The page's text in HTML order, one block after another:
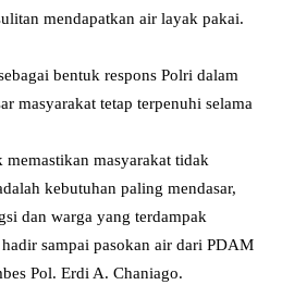
mendapatkan air layak pakai.
bentuk respons Polri dalam
masyarakat tetap terpenuhi selama
masyarakat tidak
kebutuhan paling mendasar,
dan warga yang terdampak
sampai pasokan air dari PDAM
Pol. Erdi A. Chaniago.